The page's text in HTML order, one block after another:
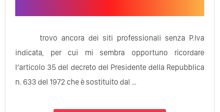
trovo ancora dei siti professionali senza P.Iva
indicata, per cui mi sembra opportuno ricordare
l’articolo 35 del decreto del Presidente della Repubblica
n. 633 del 1972 che è sostituito dal …